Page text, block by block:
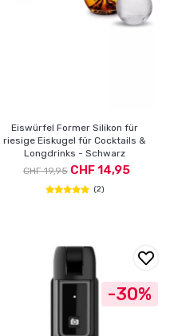
Eiswürfel Former Silikon für
riesige Eiskugel für Cocktails &
Longdrinks - Schwarz
CHF 19,95 CHF 14,95
(2)
-30%